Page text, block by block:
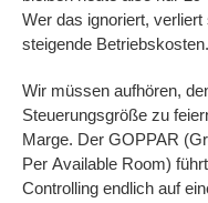
Wer das ignoriert,
steigende Betriebskosten.
Wir müssen aufhören,
Steuerungsgröße zu
Marge. Der GOPPAR
Per Available Room)
Controlling endlich auf